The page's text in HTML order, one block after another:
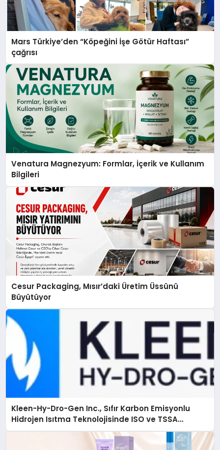
Mars Türkiye’den “Köpeğini İşe Götür Haftası”
çağrısı
Venatura Magnezyum: Formlar, İçerik ve Kullanım
Bilgileri
Cesur Packaging, Mısır’daki Üretim Üssünü
Büyütüyor
Kleen-Hy-Dro-Gen Inc., Sıfır Karbon Emisyonlu
Hidrojen Isıtma Teknolojisinde ISO ve TSSA
Düzenleyici Onaylarını Aldı